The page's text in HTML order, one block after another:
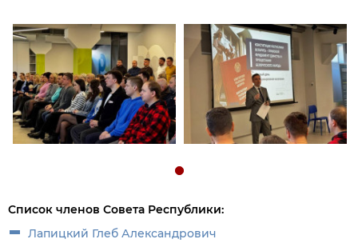
Список членов Совета Республики:
Лапицкий Глеб Александрович